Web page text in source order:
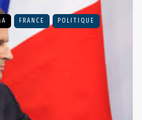
FRANCE POLITIQUE